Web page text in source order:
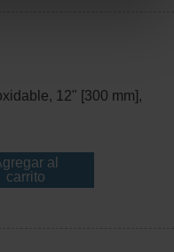
12" [300 mm],
al
carrito